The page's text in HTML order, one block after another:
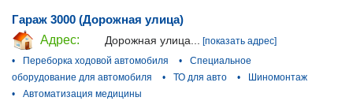
Гараж 3000 (Дорожная улица)
Адрес:
Дорожная улица...
[показать адрес]
•
Переборка ходовой автомобиля •
Специальное
оборудование для автомобиля
• ТО для авто •
Шиномонтаж
•
Автоматизация медицины